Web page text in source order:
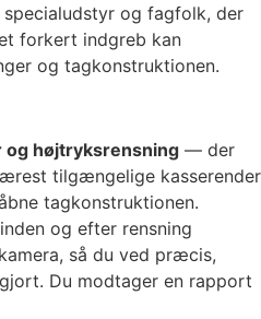
og fagfolk, der
forkert indgreb kan
og tagkonstruktionen.
og højtryksrensning — der
tilgængelige kasserender
tagkonstruktionen.
og efter rensning
så du ved præcis,
Du modtager en rapport